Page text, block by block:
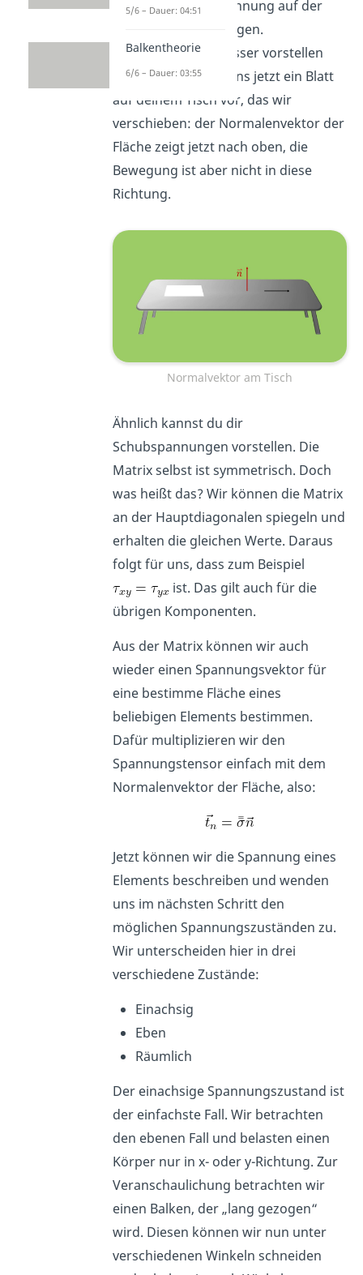
dass die Normalspannung auf der
Hauptdiagonalen liegen.
Damit du dir das besser vorstellen
kannst, stellen wir uns jetzt ein Blatt
auf deinem Tisch vor, das wir
verschieben: der Normalenvektor der
Fläche zeigt jetzt nach oben, die
Bewegung ist aber nicht in diese
Richtung.
Normalvektor am Tisch
Ähnlich kannst du dir
Schubspannungen vorstellen. Die
Matrix selbst ist symmetrisch. Doch
was heißt das? Wir können die Matrix
an der Hauptdiagonalen spiegeln und
erhalten die gleichen Werte. Daraus
folgt für uns, dass zum Beispiel
ist. Das gilt auch für die
übrigen Komponenten.
Aus der Matrix können wir auch
wieder einen Spannungsvektor für
eine bestimme Fläche eines
beliebigen Elements bestimmen.
Dafür multiplizieren wir den
Spannungstensor einfach mit dem
Normalenvektor der Fläche, also:
Jetzt können wir die Spannung eines
Elements beschreiben und wenden
uns im nächsten Schritt den
möglichen Spannungszuständen zu.
Wir unterscheiden hier in drei
verschiedene Zustände:
Einachsig
Eben
Räumlich
Der einachsige Spannungszustand ist
der einfachste Fall. Wir betrachten
den ebenen Fall und belasten einen
Körper nur in x- oder y-Richtung. Zur
Veranschaulichung betrachten wir
einen Balken, der „lang gezogen“
wird. Diesen können wir nun unter
verschiedenen Winkeln schneiden
5/6 – Dauer: 04:51
Balkentheorie
6/6 – Dauer: 03:55